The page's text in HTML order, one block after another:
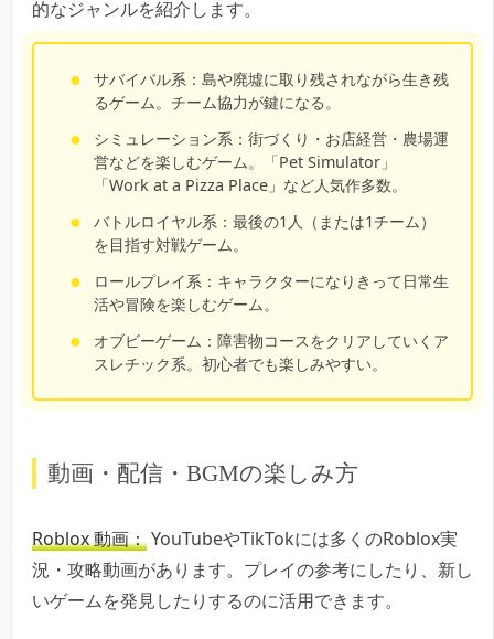
的なジャンルを紹介します。
サバイバル系： 島や廃墟に取り残されながら生き残
るゲーム。チーム協力が鍵になる。
シミュレーション系： 街づくり・お店経営・農場運
営などを楽しむゲーム。「Pet Simulator」
「Work at a Pizza Place」など人気作多数。
バトルロイヤル系： 最後の1人（または1チーム）
を目指す対戦ゲーム。
ロールプレイ系： キャラクターになりきって日常生
活や冒険を楽しむゲーム。
オブビーゲーム： 障害物コースをクリアしていくア
スレチック系。初心者でも楽しみやすい。
動画・配信・BGMの楽しみ方
Roblox 動画：YouTubeやTikTokには多くのRoblox実
況・攻略動画があります。プレイの参考にしたり、新し
いゲームを発見したりするのに活用できます。